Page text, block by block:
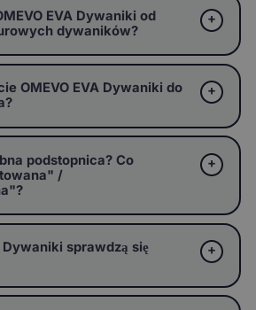
EVA Dywaniki od
dywaników?
OMEVO EVA Dywaniki do
podstopnica? Co
/
Dywaniki sprawdzą się